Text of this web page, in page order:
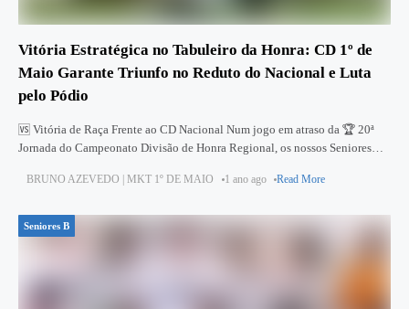
Vitória Estratégica no Tabuleiro da Honra: CD 1º de
Maio Garante Triunfo no Reduto do Nacional e Luta
pelo Pódio
🆚 Vitória de Raça Frente ao CD Nacional Num jogo em atraso da 🏆 20ª
Jornada do Campeonato Divisão de Honra Regional, os nossos Seniores
BRUNO AZEVEDO | MKT 1º DE MAIO 1 ano ago Read More
Seniores B